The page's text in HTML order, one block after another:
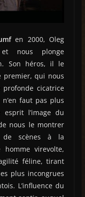
en 2000, Oleg
nous plonge
Son héros, il le
premier, qui nous
cicatrice
faut pas plus
l’image du
nous le montrer
de scènes à la
virevolte,
féline, tirant
plus incongrues
L’influence du